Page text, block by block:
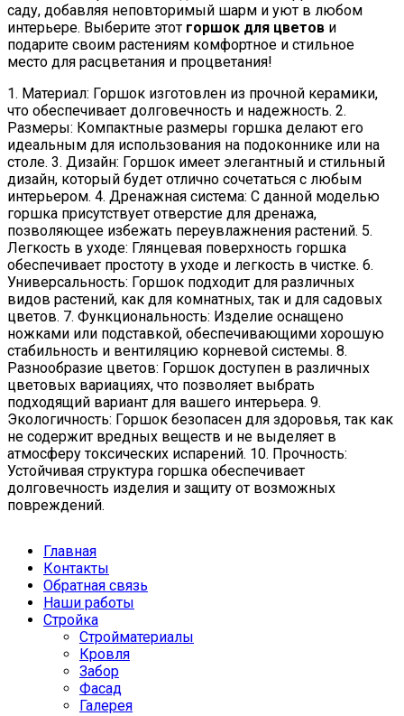
саду, добавляя неповторимый шарм и уют в любом
интерьере. Выберите этот горшок для цветов и
подарите своим растениям комфортное и стильное
место для расцветания и процветания!
1. Материал: Горшок изготовлен из прочной керамики,
что обеспечивает долговечность и надежность. 2.
Размеры: Компактные размеры горшка делают его
идеальным для использования на подоконнике или на
столе. 3. Дизайн: Горшок имеет элегантный и стильный
дизайн, который будет отлично сочетаться с любым
интерьером. 4. Дренажная система: С данной моделью
горшка присутствует отверстие для дренажа,
позволяющее избежать переувлажнения растений. 5.
Легкость в уходе: Глянцевая поверхность горшка
обеспечивает простоту в уходе и легкость в чистке. 6.
Универсальность: Горшок подходит для различных
видов растений, как для комнатных, так и для садовых
цветов. 7. Функциональность: Изделие оснащено
ножками или подставкой, обеспечивающими хорошую
стабильность и вентиляцию корневой системы. 8.
Разнообразие цветов: Горшок доступен в различных
цветовых вариациях, что позволяет выбрать
подходящий вариант для вашего интерьера. 9.
Экологичность: Горшок безопасен для здоровья, так как
не содержит вредных веществ и не выделяет в
атмосферу токсических испарений. 10. Прочность:
Устойчивая структура горшка обеспечивает
долговечность изделия и защиту от возможных
повреждений.
Главная
Контакты
Обратная связь
Наши работы
Стройка
Стройматериалы
Кровля
Забор
Фасад
Галерея